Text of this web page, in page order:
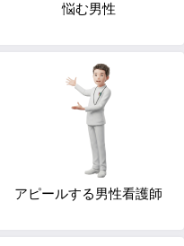
悩む男性
アピールする男性看護師